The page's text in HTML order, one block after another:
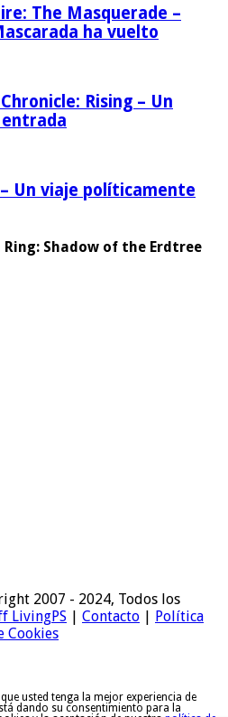
The Masquerade –
ha vuelto
Rising – Un
Un viaje políticamente
Shadow of the Erdtree
2007 - 2024, Todos los
LivingPS | Contacto | Política
Cookies
usted tenga la mejor experiencia de
dando su consentimiento para la